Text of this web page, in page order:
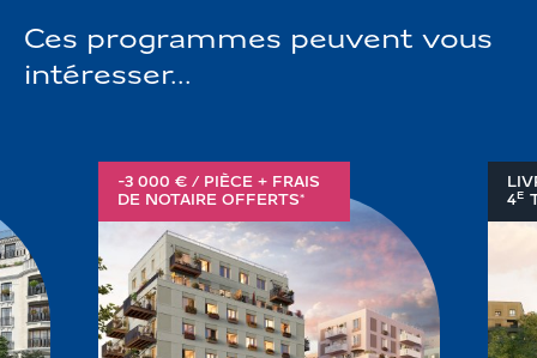
Ces programmes peuvent vous
intéresser...
-3 000 € / PIÈCE + FRAIS
DE NOTAIRE OFFERTS*
4E